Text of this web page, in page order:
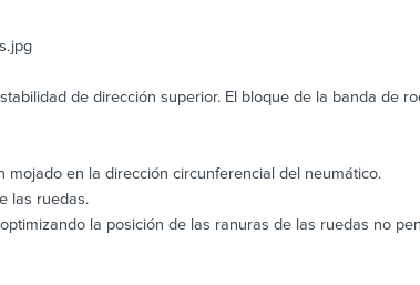
de dirección superior. El bloque de la banda de
en la dirección circunferencial del neumático.
las ruedas.
la posición de las ranuras de las ruedas no